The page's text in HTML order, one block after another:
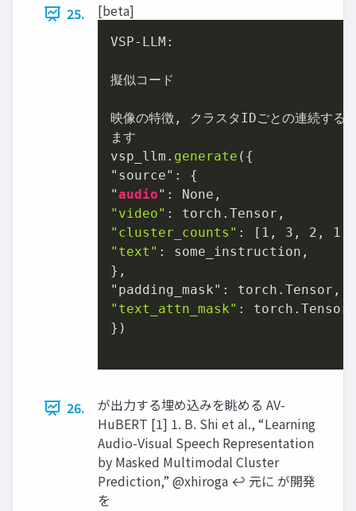
25.
[beta]
VSP-LLM:
擬似コード
映像の特徴, クラスタIDごとの連続する
ます
vsp_llm. generate ({
"source": {
"audio
"video"
"cluster_counts" : [ 1 , 3 , 2 , 1
"text" : some_instruction,
},
"text_attn_mask" : torch.Tensor,
})
26.
が出力する埋め込みを眺める AV-
HuBERT [1] 1. B. Shi et al., “Learning
Audio-Visual Speech Representation
by Masked Multimodal Cluster
Prediction,” @xhiroga ↩︎ 元に が開発
を